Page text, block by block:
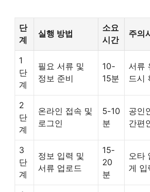
단
계
실행 방법
소요
시간
주의
1
단
계
필요 서류 및
정보 준비
10-
15분
서류
드시
2
단
계
온라인 접속 및
로그인
5-10
분
공인
간편
3
단
계
정보 입력 및
서류 업로드
15-
20
분
오타
게 입